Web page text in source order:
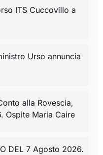
ITS Cuccovillo a
Urso annuncia
alla Rovescia,
Ospite Maria Caire
DEL 7 Agosto 2026.